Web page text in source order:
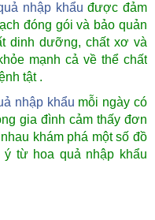
nhập khẩu được đảm
đóng gói và bảo quản
dinh dưỡng, chất xơ và
mạnh cả về thể chất
tật .
nhập khẩu mỗi ngày có
gia đình cảm thấy đơn
khám phá một số đồ
từ hoa quả nhập khẩu